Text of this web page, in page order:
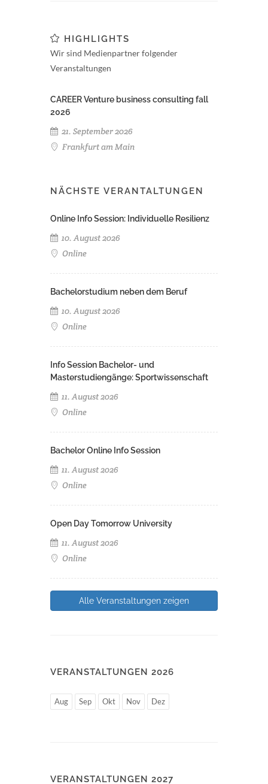
HIGHLIGHTS
Wir sind Medienpartner folgender
Veranstaltungen
CAREER Venture business consulting fall
2026
21. September 2026
Frankfurt am Main
NÄCHSTE VERANTALTUNGEN
Online Info Session: Individuelle Resilienz
10. August 2026
Online
Bachelorstudium neben dem Beruf
10. August 2026
Online
Info Session Bachelor- und
Masterstudiengänge: Sportwissenschaft
11. August 2026
Online
Bachelor Online Info Session
11. August 2026
Online
Open Day Tomorrow University
11. August 2026
Online
Alle Veranstaltungen zeigen
VERANSTALTUNGEN 2026
Aug Sep Okt Nov Dez
VERANSTALTUNGEN 2027